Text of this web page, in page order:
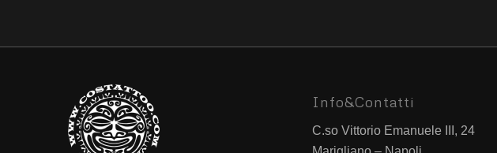
Info&Contatti
C.so Vittorio Emanuele III, 24